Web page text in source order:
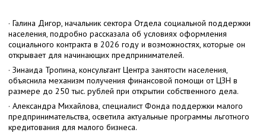
· Галина Дигор, начальник сектора Отдела социальной поддержки
населения, подробно рассказала об условиях оформления
социального контракта в 2026 году и возможностях, которые он
открывает для начинающих предпринимателей.
· Зинаида Тропина, консультант Центра занятости населения,
объяснила механизм получения финансовой помощи от ЦЗН в
размере до 250 тыс. рублей при открытии собственного дела.
· Александра Михайлова, специалист Фонда поддержки малого
предпринимательства, осветила актуальные программы льготного
кредитования для малого бизнеса.